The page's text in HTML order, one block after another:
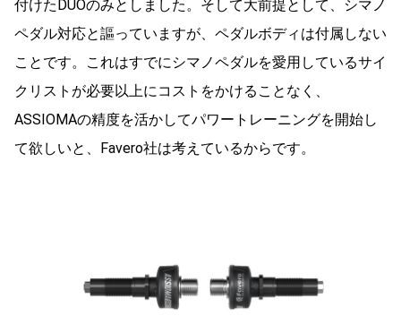
付けたDUOのみとしました。そして大前提として、シマノ
ペダル対応と謳っていますが、ペダルボディは付属しない
ことです。これはすでにシマノペダルを愛用しているサイ
クリストが必要以上にコストをかけることなく、
ASSIOMAの精度を活かしてパワートレーニングを開始し
て欲しいと、Favero社は考えているからです。